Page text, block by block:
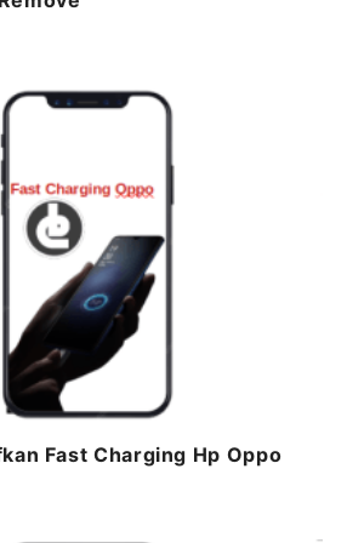
Fast Charging Hp Oppo